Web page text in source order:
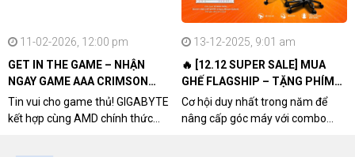
11-02-2026, 12:00 pm
GET IN THE GAME – NHẬN
NGAY GAME AAA CRIMSON
DESERT CÙNG GIGABYTE &
AMD
Tin vui cho game thủ! GIGABYTE
kết hợp cùng AMD chính thức
13-12-2025, 9:01 am
🔥 [12.12 SUPER SALE] MUA
GHẾ FLAGSHIP – TẶNG PHÍM
CƠ XỊN
Cơ hội duy nhất trong năm để
nâng cấp góc máy với combo